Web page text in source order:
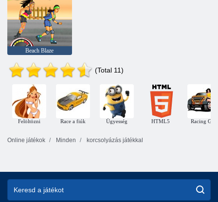
Beach Blaze
(Total 11)
Felöltözni Race a fiúk Ügyesség HTML5 Racing Girls
Online játékok Minden korcsolyázás játékkal